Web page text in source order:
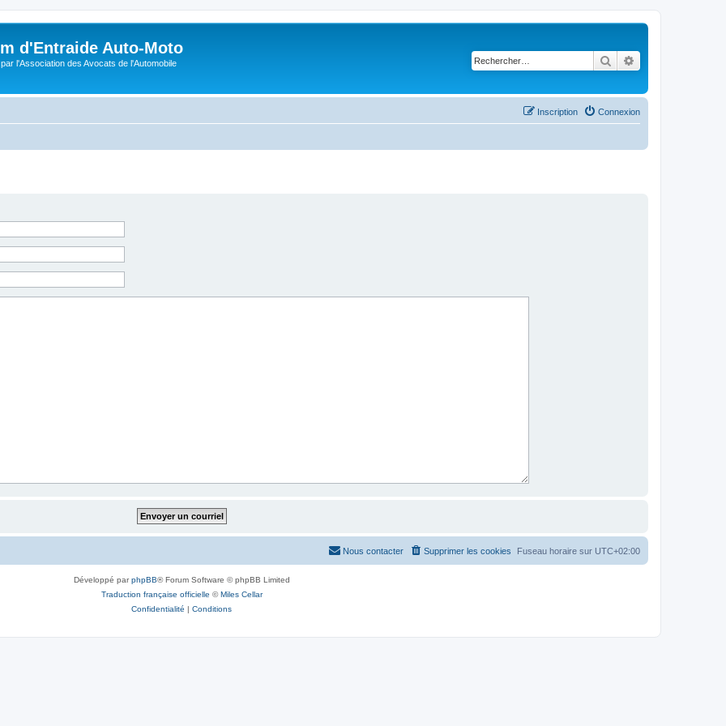
d'Entraide Auto-Moto
l'Association des Avocats de l'Automobile Rechercher
Connexion
Inscription
Fuseau horaire sur UTC+02:00
Supprimer les cookies
Nous contacter
Développé parphpBB® Forum Software © phpBB Limited
Traduction française officielle ©Miles Cellar
Confidentialité | Conditions